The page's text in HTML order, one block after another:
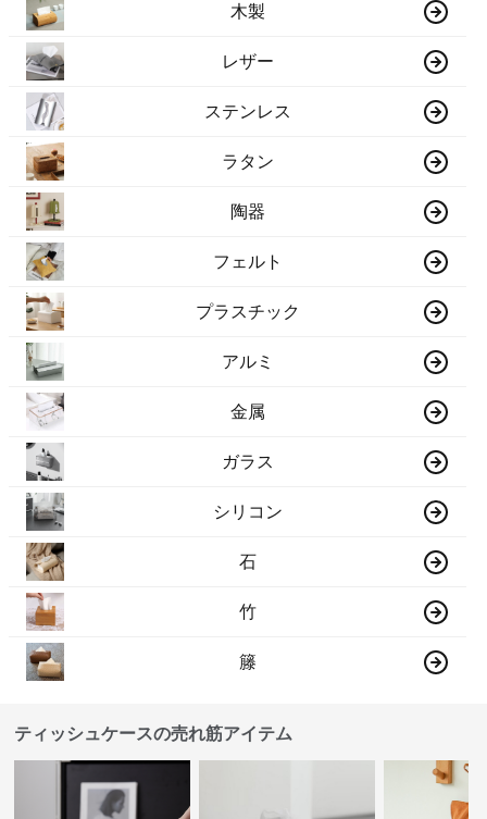
木製
レザー
ステンレス
ラタン
陶器
フェルト
プラスチック
アルミ
金属
ガラス
シリコン
石
竹
籐
ティッシュケースの売れ筋アイテム